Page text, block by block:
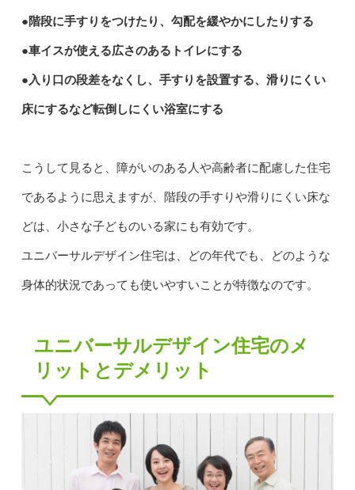
●階段に手すりをつけたり、勾配を緩やかにしたりする
●車イスが使える広さのあるトイレにする
●入り口の段差をなくし、手すりを設置する、滑りにくい
床にするなど転倒しにくい浴室にする
こうして見ると、障がいのある人や高齢者に配慮した住宅
であるように思えますが、階段の手すりや滑りにくい床な
どは、小さな子どものいる家にも有効です。
ユニバーサルデザイン住宅は、どの年代でも、どのような
身体的状況であっても使いやすいことが特徴なのです。
ユニバーサルデザイン住宅のメ
リットとデメリット